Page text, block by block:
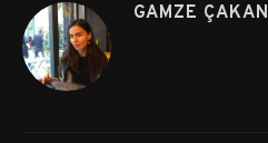
GAMZE ÇAKAN